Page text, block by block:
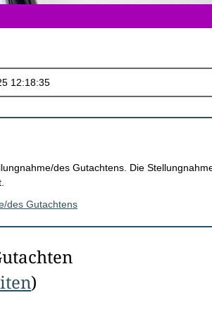
des Gutachtens. Die
des Gutachtens
)